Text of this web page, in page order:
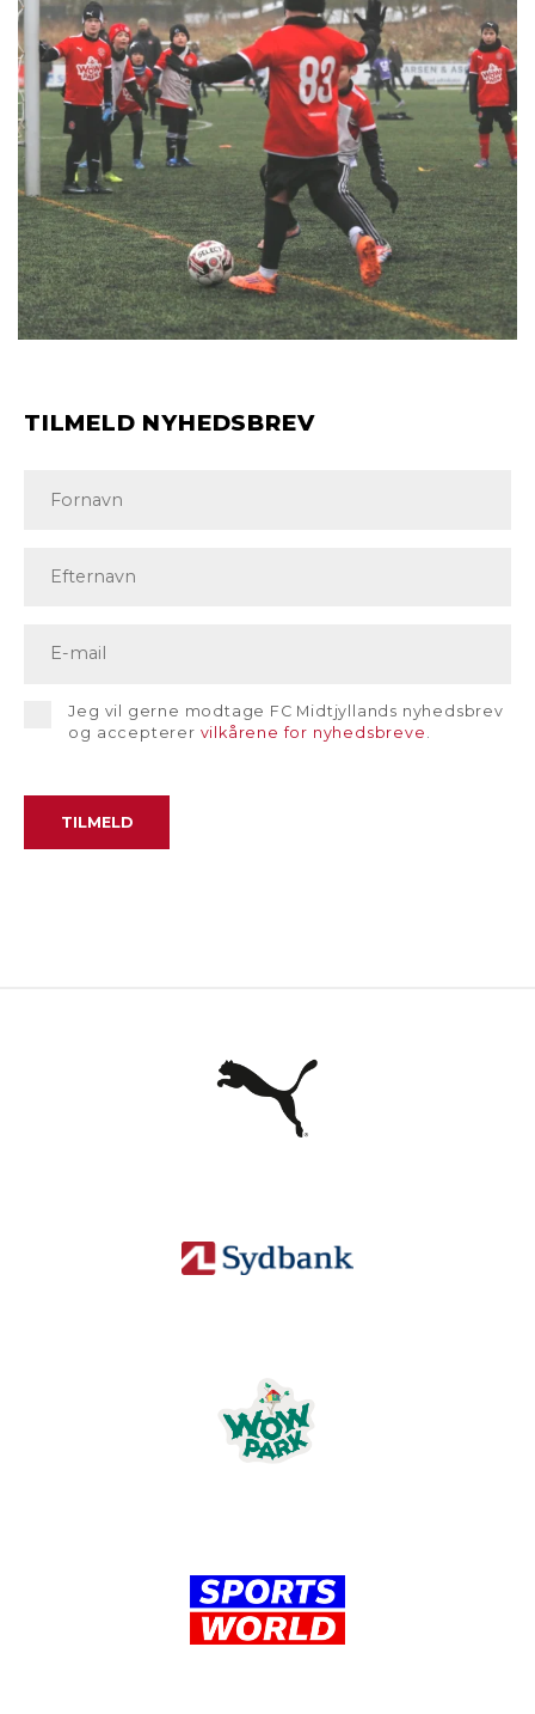
TILMELD NYHEDSBREV
Jeg vil gerne modtage FC Midtjyllands nyhedsbrev
og accepterer vilkårene for nyhedsbreve